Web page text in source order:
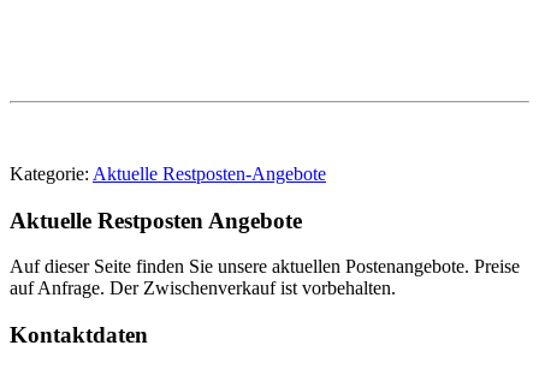
Kategorie: Aktuelle Restposten-Angebote
Aktuelle Restposten Angebote
Auf dieser Seite finden Sie unsere aktuellen Postenangebote. Preise
auf Anfrage. Der Zwischenverkauf ist vorbehalten.
Kontaktdaten